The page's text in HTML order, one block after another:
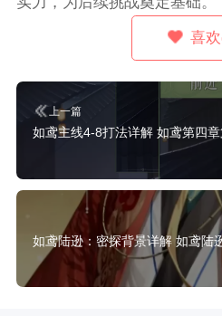
喜
上一篇
如鸢主线4-8打法详解 如鸢第四
如鸢陆逊：密探背景详解 如鸢陆